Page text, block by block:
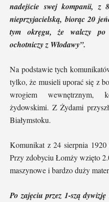
nadejście swej kompanii, z
nieprzyjacielską, biorąc 20
tym okręgu, że walczy po
ochotniczy z Włodawy”.
Na podstawie tych
tylko, że musieli uporać się z
wrogiem wewnętrznym,
żydowskimi. Z Żydami
Białymstoku.
Komunikat z 24 sierpnia
Przy zdobyciu Łomży wzięto
maszynowe i bardzo duży
Po zajęciu przez 1-szą